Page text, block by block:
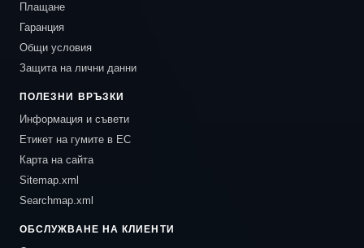
Плащане
Гаранция
Общи условия
Защита на лични данни
ПОЛЕЗНИ ВРЪЗКИ
Информация и съвети
Етикет на гумите в ЕС
Карта на сайта
Sitemap.xml
Searchmap.xml
ОБСЛУЖВАНЕ НА КЛИЕНТИ